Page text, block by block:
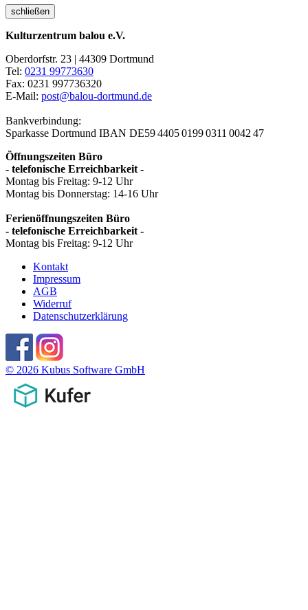
schließen
Kulturzentrum balou e.V.
Oberdorfstr. 23 | 44309 Dortmund
Tel: 0231 99773630
Fax: 0231 997736320
E-Mail: post@balou-dortmund.de
Bankverbindung:
Sparkasse Dortmund IBAN DE59 4405 0199 0311 0042 47
Öffnungszeiten Büro
- telefonische Erreichbarkeit -
Montag bis Freitag: 9-12 Uhr
Montag bis Donnerstag: 14-16 Uhr
Ferienöffnungszeiten Büro
- telefonische Erreichbarkeit -
Montag bis Freitag: 9-12 Uhr
Kontakt
Impressum
AGB
Widerruf
Datenschutzerklärung
© 2026 Kubus Software GmbH